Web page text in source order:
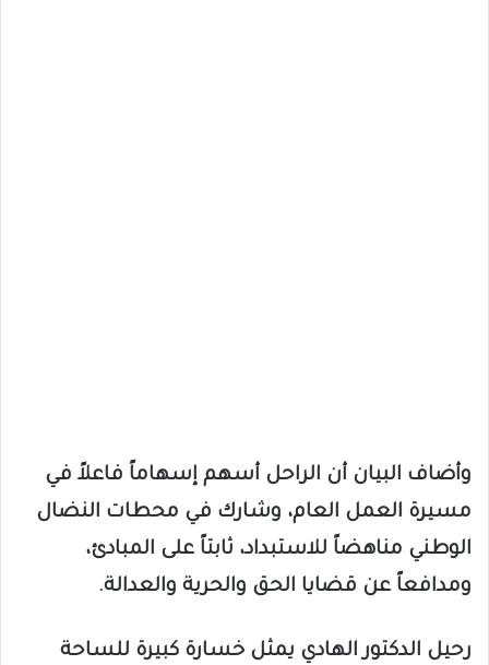
وأضاف البيان أن الراحل أسهم إسهاماً فاعلاً في
مسيرة العمل العام، وشارك في محطات النضال
الوطني مناهضاً للاستبداد، ثابتاً على المبادئ،
ومدافعاً عن قضايا الحق والحرية والعدالة.
رحيل الدكتور الهادي يمثل خسارة كبيرة للساحة